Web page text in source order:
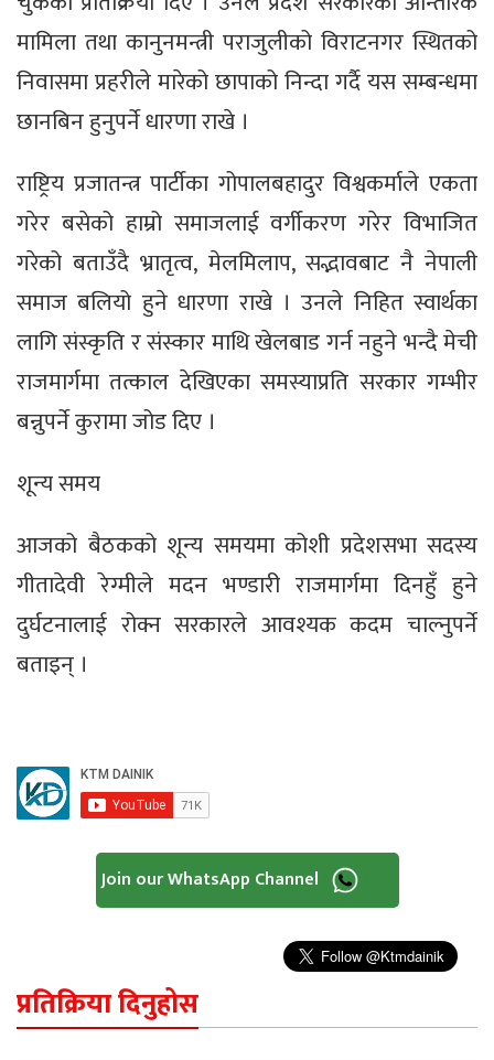
मामिला तथा कानुनमन्त्री पराजुलीको विराटनगर स्थितको
निवासमा प्रहरीले मारेको छापाको निन्दा गर्दै यस सम्बन्धमा
छानबिन हुनुपर्ने धारणा राखे ।
राष्ट्रिय प्रजातन्त्र पार्टीका गोपालबहादुर विश्वकर्माले एकता
गरेर बसेको हाम्रो समाजलाई वर्गीकरण गरेर विभाजित
गरेको बताउँदै भ्रातृत्व, मेलमिलाप, सद्भावबाट नै नेपाली
समाज बलियो हुने धारणा राखे । उनले निहित स्वार्थका
लागि संस्कृति र संस्कार माथि खेलबाड गर्न नहुने भन्दै मेची
राजमार्गमा तत्काल देखिएका समस्याप्रति सरकार गम्भीर
बन्नुपर्ने कुरामा जोड दिए ।
शून्य समय
आजको बैठकको शून्य समयमा कोशी प्रदेशसभा सदस्य
गीतादेवी रेग्मीले मदन भण्डारी राजमार्गमा दिनहुँ हुने
दुर्घटनालाई रोक्न सरकारले आवश्यक कदम चाल्नुपर्ने
बताइन् ।
Join our WhatsApp Channel
प्रतिक्रिया दिनुहोस